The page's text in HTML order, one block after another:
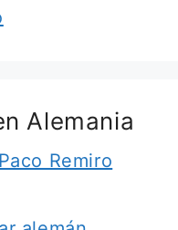
Alemania
Paco Remiro